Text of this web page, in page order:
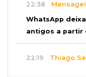
22:38
WhatsApp
antigos a partir
22:19 Thiago